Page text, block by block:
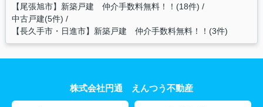
【尾張旭市】新築戸建 仲介手数料無料！！(18件)
中古戸建(5件)
【長久手市・日進市】新築戸建 仲介手数料無料！！(3件)
株式会社円通 えんつう不動産